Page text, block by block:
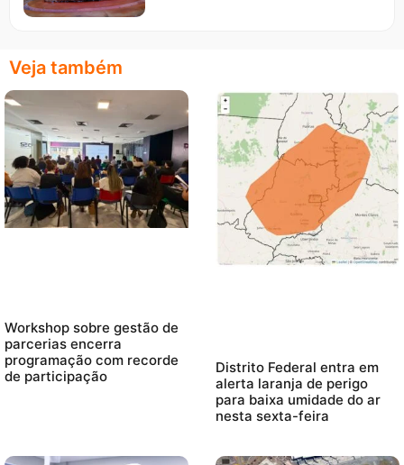
Veja também
Workshop sobre gestão de
parcerias encerra
programação com recorde
de participação
Distrito Federal entra em
alerta laranja de perigo
para baixa umidade do ar
nesta sexta-feira